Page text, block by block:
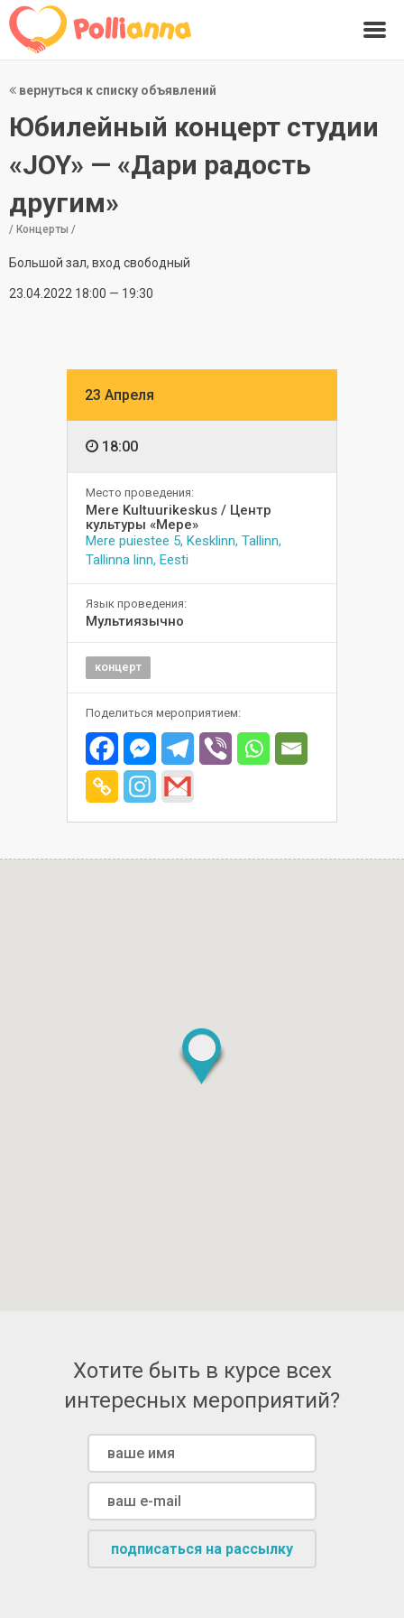
вернуться к списку объявлений
Юбилейный концерт студии
«JOY» — «Дари радость
другим»
/ Концерты /
Большой зал, вход свободный
23.04.2022 18:00 — 19:30
23 Апреля
18:00
Место проведения:
Mere Kultuurikeskus / Центр
культуры «Мере»
Mere puiestee 5, Kesklinn, Tallinn,
Tallinna linn, Eesti
Язык проведения:
Мультиязычно
концерт
Поделиться мероприятием:
Хотите быть в курсе всех
интересных мероприятий?
подписаться на рассылку